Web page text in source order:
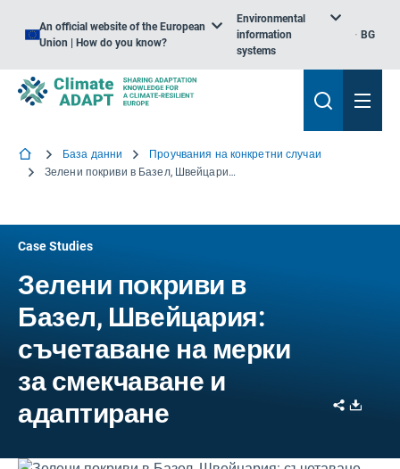
An official website of the European
Union | How do you know?
Environmental
information
systems
BG
База данни
Проучвания на конкретни случаи
Зелени покриви в Базел, Швейцария: съчетаване на мерки за смекчаване и адаптиране
Case Studies
Зелени покриви в
Базел, Швейцария:
съчетаване на мерки
за смекчаване и
адаптиране
Share